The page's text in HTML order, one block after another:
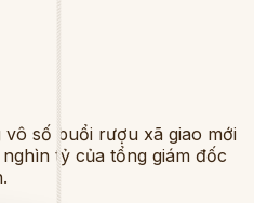
số buổi rượu xã giao mới
tỷ của tổng giám đốc